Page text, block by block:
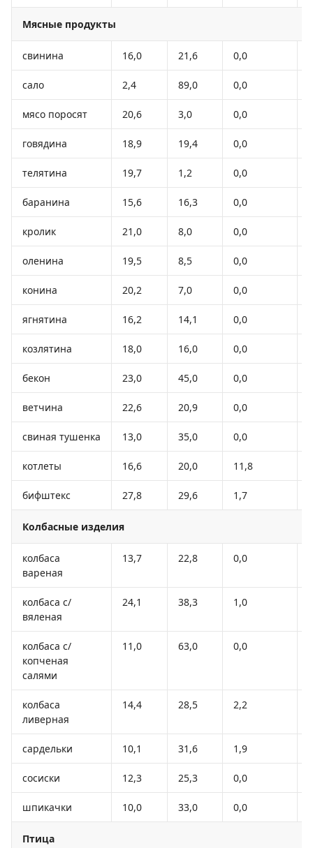
Мясные продукты
свинина 16,0 21,6 0,0
сало 2,4 89,0 0,0
мясо поросят 20,6 3,0 0,0
говядина 18,9 19,4 0,0
телятина 19,7 1,2 0,0
баранина 15,6 16,3 0,0
кролик 21,0 8,0 0,0
оленина 19,5 8,5 0,0
конина 20,2 7,0 0,0
ягнятина 16,2 14,1 0,0
козлятина 18,0 16,0 0,0
бекон 23,0 45,0 0,0
ветчина 22,6 20,9 0,0
свиная тушенка 13,0 35,0 0,0
котлеты 16,6 20,0 11,8
бифштекс 27,8 29,6 1,7
Колбасные изделия
колбаса
вареная
13,7 22,8 0,0
колбаса с/
вяленая
24,1 38,3 1,0
колбаса с/
копченая
салями
11,0 63,0 0,0
колбаса
ливерная
14,4 28,5 2,2
сардельки 10,1 31,6 1,9
сосиски 12,3 25,3 0,0
шпикачки 10,0 33,0 0,0
Птица